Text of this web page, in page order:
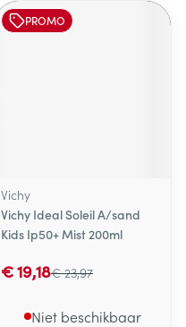
PROMO
Vichy
Vichy Ideal Soleil A/sand
Kids Ip50+ Mist 200ml
€ 23,97
€ 19,18
Niet beschikbaar